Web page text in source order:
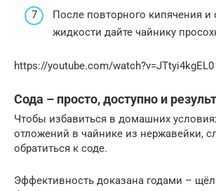
После повторного кипячения и
жидкости дайте чайнику
https://youtube.com/watch?v=JTtyi4kgEL0
Сода – просто, доступно и
Чтобы избавиться в домашних
отложений в чайнике из нержавейки,
обратиться к соде.
Эффективность доказана годами –